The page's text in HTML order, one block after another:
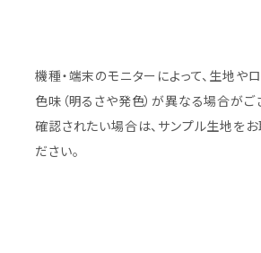
機種・端末のモニターによって、生地や
色味（明るさや発色）が異なる場合がご
確認されたい場合は、サンプル生地をお
ださい。